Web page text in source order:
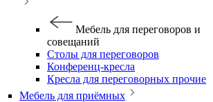
Мебель для переговоров и
совещаний
Столы для переговоров
Конференц-кресла
Кресла для переговорных прочие
Мебель для приёмных